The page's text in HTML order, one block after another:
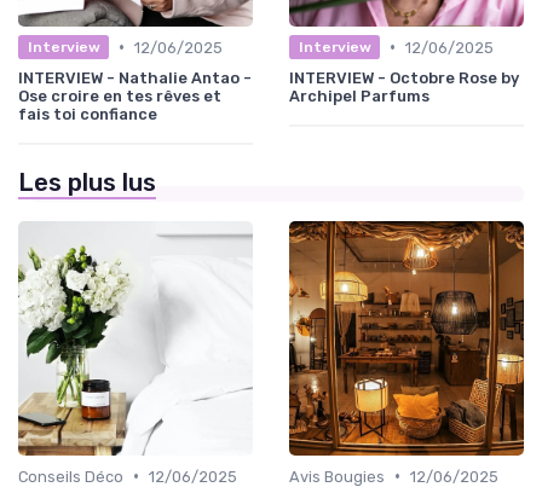
Interview • 12/06/2025
INTERVIEW - Nathalie Antao -
Ose croire en tes rêves et
fais toi confiance
Interview • 12/06/2025
INTERVIEW - Octobre Rose by
Archipel Parfums
Les plus lus
Conseils Déco • 12/06/2025 Avis Bougies • 12/06/2025